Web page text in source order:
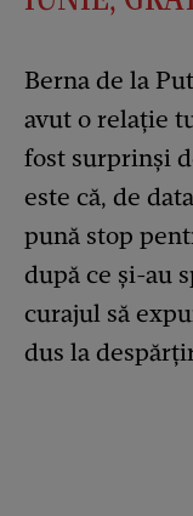
Berna de la
avut o relație
fost surprinși
este că, de
pună stop
după ce și-au
curajul să
dus la